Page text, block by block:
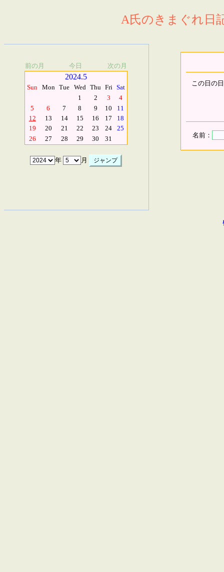
A氏のきまぐれ日
前の月 今日 次の月
2024.5
Sun Mon Tue Wed Thu Fri Sat
1
2 3
4
5
6 7 8 9 10
11
12
13 14 15 16 17
18
19
20 21 22 23 24
25
26
27 28 29 30 31
年 月
この日の
名前：